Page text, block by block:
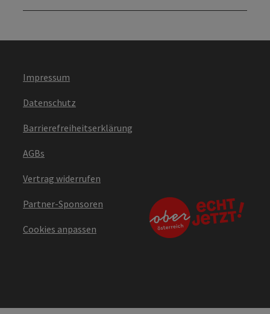
Impressum
Datenschutz
Barrierefreiheitserklärung
AGBs
Vertrag widerrufen
Partner-Sponsoren
Cookies anpassen